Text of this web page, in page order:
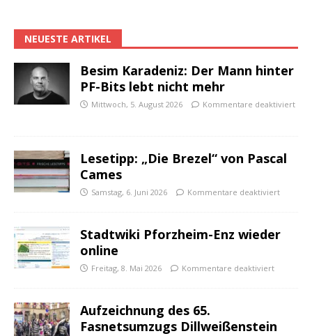
NEUESTE ARTIKEL
Besim Karadeniz: Der Mann hinter
PF-Bits lebt nicht mehr
Mittwoch, 5. August 2026 Kommentare deaktiviert
Lesetipp: „Die Brezel“ von Pascal
Cames
Samstag, 6. Juni 2026 Kommentare deaktiviert
Stadtwiki Pforzheim-Enz wieder
online
Freitag, 8. Mai 2026 Kommentare deaktiviert
Aufzeichnung des 65.
Fasnetsumzugs Dillweißenstein